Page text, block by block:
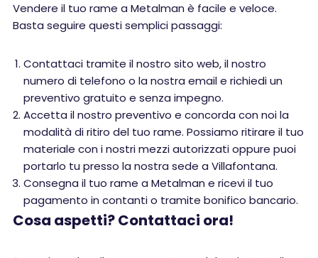
Vendere il tuo rame a Metalman è facile e veloce.
Basta seguire questi semplici passaggi:
Contattaci tramite il nostro sito web, il nostro
numero di telefono o la nostra email e richiedi un
preventivo gratuito e senza impegno.
Accetta il nostro preventivo e concorda con noi la
modalità di ritiro del tuo rame. Possiamo ritirare il tuo
materiale con i nostri mezzi autorizzati oppure puoi
portarlo tu presso la nostra sede a Villafontana.
Consegna il tuo rame a Metalman e ricevi il tuo
pagamento in contanti o tramite bonifico bancario.
Cosa aspetti? Contattaci ora!